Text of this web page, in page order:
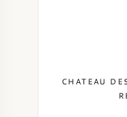
CHATEAU